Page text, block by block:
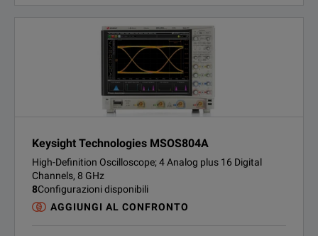
Keysight Technologies MSOS804A
High-Definition Oscilloscope; 4 Analog plus 16 Digital
Channels, 8 GHz
8Configurazioni disponibili
AGGIUNGI AL CONFRONTO